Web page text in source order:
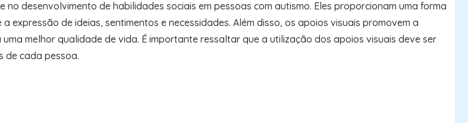
desenvolvimento de habilidades sociais em pessoas com autismo. Eles proporcionam uma forma
de ideias, sentimentos e necessidades. Além disso, os apoios visuais promovem a
melhor qualidade de vida. É importante ressaltar que a utilização dos apoios visuais deve ser
de cada pessoa.